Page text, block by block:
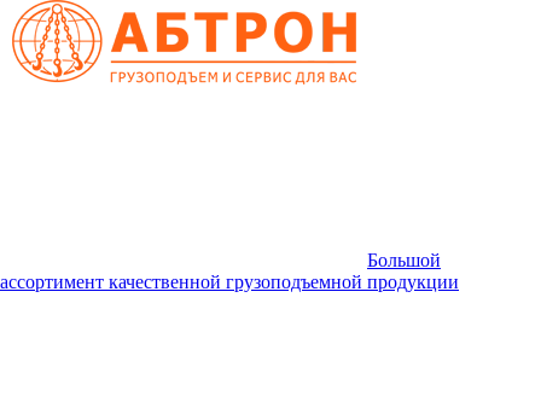
Большой
ассортимент качественной грузоподъемной продукции